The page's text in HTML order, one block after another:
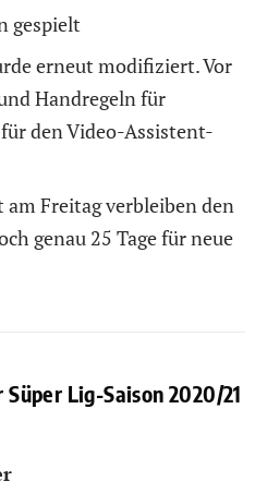
gespielt
erneut modifiziert. Vor
Handregeln für
den Video-Assistent-
Freitag verbleiben den
genau 25 Tage für neue
Lig-Saison 2020/21